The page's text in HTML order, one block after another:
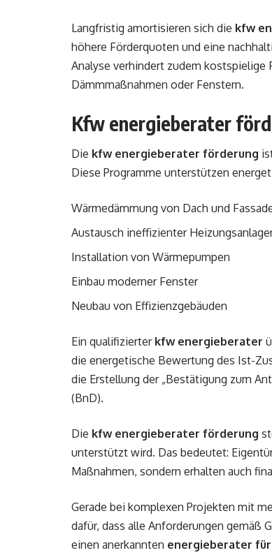
Langfristig amortisieren sich die kfw
höhere Förderquoten und eine
Analyse verhindert zudem kostspielige
Dämmmaßnahmen oder Fenstern.
Kfw energieberater
Die kfw energieberater förderung
Diese Programme unterstützen
Wärmedämmung von Dach und
Austausch ineffizienter
Installation von Wärmepumpen
Einbau moderner Fenster
Neubau von Effizienzgebäuden
Ein qualifizierter kfw energieberater
die energetische Bewertung des Ist-
die Erstellung der „Bestätigung zum
(BnD).
Die kfw energieberater förderung
unterstützt wird. Das bedeutet:
Maßnahmen, sondern erhalten auch
Gerade bei komplexen Projekten mit
dafür, dass alle Anforderungen gemäß
einen anerkannten energieberater